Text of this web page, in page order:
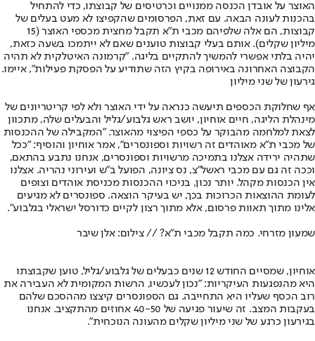
האוצר על אובדן הכנסה ממנויים וכרטיסים של קבוצתו, כדי להתחיל
בהכנות לעונה הבאה. עם זאת, הפרסומים שהקפיצו לא מעט בעלים של
קבוצות, הם אלה שלפיהם מכבי ת"א תקבל מחצית מכספי האוצר (15
מיליון שקלים). אותם בעלי קבוצות טוענים שאם לא ייתמכו בשעה כזאת,
יהיה בלתי אפשרי להמשיך להתקיים בליגה. "קרמונה האיטלקית לא תהיה
הקבוצה האחרונה באירופה בקיץ הזה שתודיע על הפסקת פעילות", איימו.
גירעון של שני מיליון
אף שחלוקת הכספים תיעשה כנראה על ידי האוצר ולא לפי קריטריונים של
מינהלת הליגה, חיים אוחיון, יושב ראש גלבוע/גליל והבעלים שלה, מתכוון
לצאת למלחמה מהבוקר על כספי הפיצוי מהאוצר. "המקבילה של ההכנסות
של מכבי ת"א מאוהדים זה רשויות וספונסרים", אמר אוחיון והוסיף: "ככל
שתהיה ירידה אצלנו בתמיכה מרשויות וספונסרים, אנחנו נתבע בהתאם,
וככה זה גם עם מכבי ראשל"צ, נס ציונה, הפועל ב"ש ועירוני נהריה. אצלנו
אין הכנסות מקהל. יותר נכון, בניכוי ההכנסות מכניסת אוהדים וצופים
לעומת ההוצאות הכרוכות בכך, יש בעיקר הוצאה. ספונסרים לא מגיעים
אלינו מתוך תאוות פרסום, אלא מתוך רצון לקיים כדורסל ישראלי בגלבוע".
שמעון מזרחי. כמה תקבל מכבי ת"א? // צילום: אלן שיבר
אוחיון, שמסיים החודש 12 שנים כבעלים של גלבוע/גליל, טוען שקבוצתו
היא מהנפגעות העיקריות: "נכון לעכשיו, הרשות המקומית לא העבירה את
רוב הכסף שעליו היא התחייבה. גם הספונסרים קיצצו מההסכם שלהם
בעקבות המצב. זה שיעור פגיעה של 40-50 אחוזים מהתקציב. אנחנו
בגירעון כרגע של שני מיליון שקלים מהעונה הנוכחית".